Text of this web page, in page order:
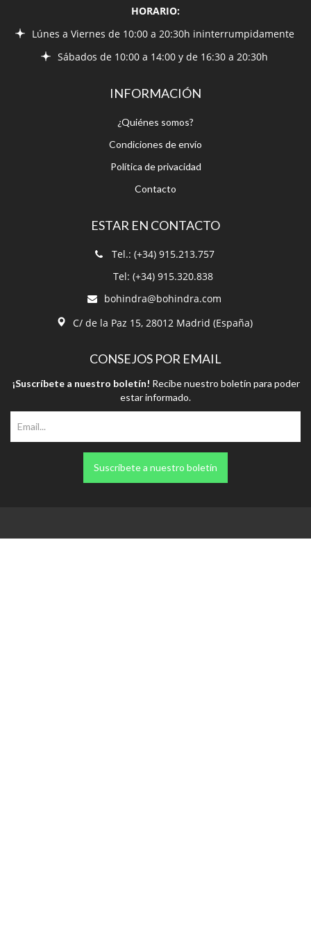
HORARIO:
Lúnes a Viernes de 10:00 a 20:30h ininterrumpidamente
Sábados de 10:00 a 14:00 y de 16:30 a 20:30h
INFORMACIÓN
¿Quiénes somos?
Condiciones de envío
Política de privacidad
Contacto
ESTAR EN CONTACTO
Tel.: (+34) 915.213.757
Tel: (+34) 915.320.838
bohindra@bohindra.com
C/ de la Paz 15, 28012 Madrid (España)
CONSEJOS POR EMAIL
¡Suscríbete a nuestro boletín! Recibe nuestro boletín para poder
estar informado.
Suscríbete a nuestro boletín